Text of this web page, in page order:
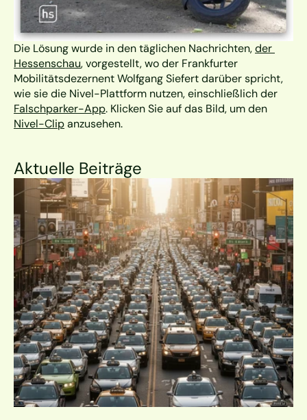
Die Lösung wurde in den täglichen Nachrichten, der
Hessenschau, vorgestellt, wo der Frankfurter
Mobilitätsdezernent Wolfgang Siefert darüber spricht,
Falschparker-App
Nivel-Clip anzusehen.
Aktuelle Beiträge